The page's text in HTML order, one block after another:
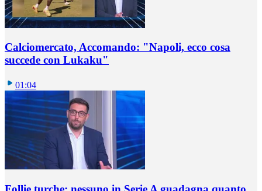
Calciomercato, Accomando: "Napoli, ecco cosa
succede con Lukaku"
01:04